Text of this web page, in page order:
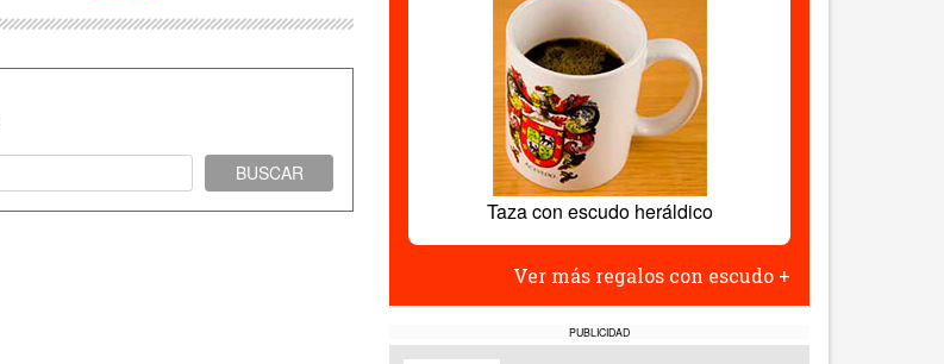
BUSCAR
Taza con escudo heráldico
Ver más regalos con escudo +
PUBLICIDAD